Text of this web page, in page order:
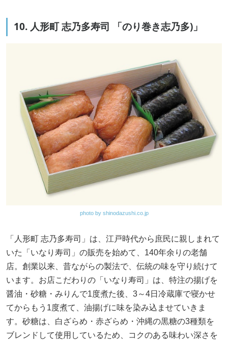
10. 人形町 志乃多寿司 「のり巻き志乃多)」
photo by shinodazushi.co.jp
「人形町 志乃多寿司」は、江戸時代から庶民に親しまれて
いた「いなり寿司」の販売を始めて、140年余りの老舗
店。創業以来、昔ながらの製法で、伝統の味を守り続けて
います。お店こだわりの「いなり寿司」は、特注の揚げを
醤油・砂糖・みりんで1度煮た後、3～4日冷蔵庫で寝かせ
てからもう1度煮て、油揚げに味を染み込ませていきま
す。砂糖は、白ざらめ・赤ざらめ・沖縄の黒糖の3種類を
ブレンドして使用しているため、コクのある味わい深さを